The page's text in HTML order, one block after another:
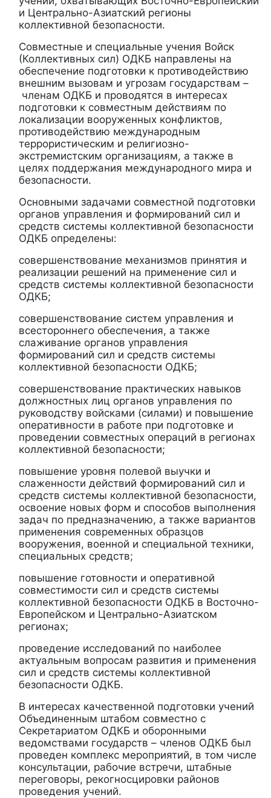
и Центрально-Азиатский регионы
коллективной безопасности.
Совместные и специальные учения Войск
(Коллективных сил) ОДКБ направлены на
обеспечение подготовки к противодействию
внешним вызовам и угрозам государствам –
членам ОДКБ и проводятся в интересах
подготовки к совместным действиям по
локализации вооруженных конфликтов,
противодействию международным
террористическим и религиозно-
экстремистским организациям, а также в
целях поддержания международного мира и
безопасности.
Основными задачами совместной подготовки
органов управления и формирований сил и
средств системы коллективной безопасности
ОДКБ определены:
совершенствование механизмов принятия и
реализации решений на применение сил и
средств системы коллективной безопасности
ОДКБ;
совершенствование систем управления и
всестороннего обеспечения, а также
слаживание органов управления
формирований сил и средств системы
коллективной безопасности ОДКБ;
совершенствование практических навыков
должностных лиц органов управления по
руководству войсками (силами) и повышение
оперативности в работе при подготовке и
проведении совместных операций в регионах
коллективной безопасности;
повышение уровня полевой выучки и
слаженности действий формирований сил и
средств системы коллективной безопасности,
освоение новых форм и способов выполнения
задач по предназначению, а также вариантов
применения современных образцов
вооружения, военной и специальной техники,
специальных средств;
повышение готовности и оперативной
совместимости сил и средств системы
коллективной безопасности ОДКБ в Восточно-
Европейском и Центрально-Азиатском
регионах;
проведение исследований по наиболее
актуальным вопросам развития и применения
сил и средств системы коллективной
безопасности ОДКБ.
В интересах качественной подготовки учений
Объединенным штабом совместно с
Секретариатом ОДКБ и оборонными
ведомствами государств – членов ОДКБ был
проведен комплекс мероприятий, в том числе
консультации, рабочие встречи, штабные
переговоры, рекогносцировки районов
проведения учений.